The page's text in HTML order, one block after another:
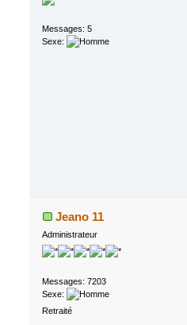
Messages: 5
Sexe:
Jeano 11
Administrateur
Messages: 7203
Sexe:
Retraité